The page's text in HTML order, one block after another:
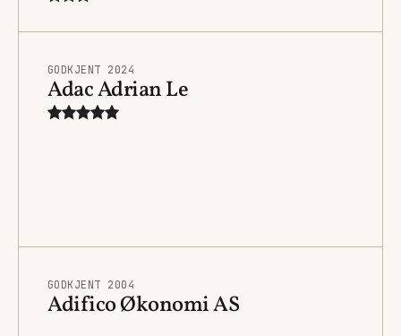
GODKJENT 2024
Adac Adrian Le
GODKJENT 2004
Adifico Økonomi AS